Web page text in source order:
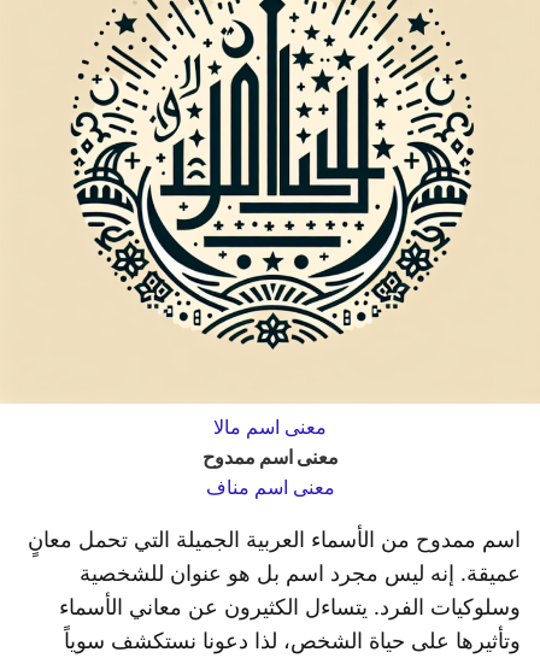
معنى اسم مالا
معنى اسم ممدوح
معنى اسم مناف
اسم ممدوح من الأسماء العربية الجميلة التي تحمل معانٍ
عميقة. إنه ليس مجرد اسم بل هو عنوان للشخصية
وسلوكيات الفرد. يتساءل الكثيرون عن معاني الأسماء
وتأثيرها على حياة الشخص، لذا دعونا نستكشف سوياً